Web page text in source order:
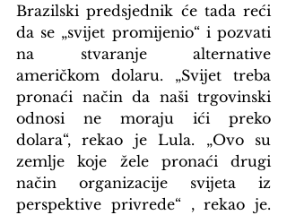
Brazilski predsjednik će tada reći
da se „svijet promijenio“ i pozvati
na stvaranje alternative
američkom dolaru. „Svijet treba
pronaći način da naši trgovinski
odnosi ne moraju ići preko
dolara“, rekao je Lula. „Ovo su
zemlje koje žele pronaći drugi
način organizacije svijeta iz
perspektive privrede“ , rekao je.